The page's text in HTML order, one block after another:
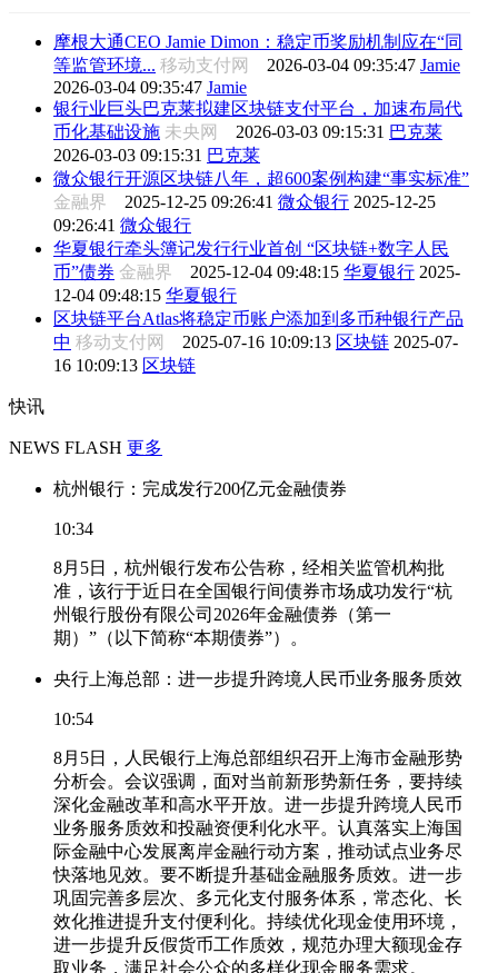
摩根大通CEO Jamie Dimon：稳定币奖励机制应在“同
等监管环境... 移动支付网 2026-03-04 09:35:47 Jamie
2026-03-04 09:35:47 Jamie
银行业巨头巴克莱拟建区块链支付平台，加速布局代
币化基础设施 未央网 2026-03-03 09:15:31 巴克莱
2026-03-03 09:15:31 巴克莱
微众银行开源区块链八年，超600案例构建“事实标准”
金融界 2025-12-25 09:26:41 微众银行 2025-12-25
09:26:41 微众银行
华夏银行牵头簿记发行行业首创 “区块链+数字人民
币”债券 金融界 2025-12-04 09:48:15 华夏银行 2025-
12-04 09:48:15 华夏银行
区块链平台Atlas将稳定币账户添加到多币种银行产品
中 移动支付网 2025-07-16 10:09:13 区块链 2025-07-
16 10:09:13 区块链
快讯
NEWS FLASH 更多
杭州银行：完成发行200亿元金融债券
10:34
8月5日，杭州银行发布公告称，经相关监管机构批
准，该行于近日在全国银行间债券市场成功发行“杭
州银行股份有限公司2026年金融债券（第一
期）”（以下简称“本期债券”）。
央行上海总部：进一步提升跨境人民币业务服务质效
10:54
8月5日，人民银行上海总部组织召开上海市金融形势
分析会。会议强调，面对当前新形势新任务，要持续
深化金融改革和高水平开放。进一步提升跨境人民币
业务服务质效和投融资便利化水平。认真落实上海国
际金融中心发展离岸金融行动方案，推动试点业务尽
快落地见效。要不断提升基础金融服务质效。进一步
巩固完善多层次、多元化支付服务体系，常态化、长
效化推进提升支付便利化。持续优化现金使用环境，
进一步提升反假货币工作质效，规范办理大额现金存
取业务，满足社会公众的多样化现金服务需求。